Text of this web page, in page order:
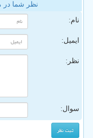
نظر شما در
نام:
ایمیل:
نظر:
سوال: